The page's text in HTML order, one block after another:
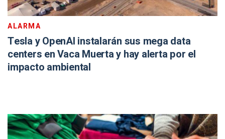
ALARMA
Tesla y OpenAI instalarán sus mega data
centers en Vaca Muerta y hay alerta por el
impacto ambiental